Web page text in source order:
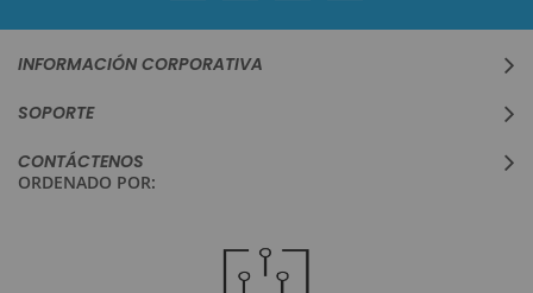
INFORMACIÓN CORPORATIVA
SOPORTE
CONTÁCTENOS
ORDENADO POR: